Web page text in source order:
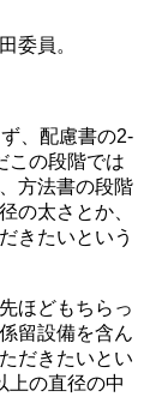
委員。
、配慮書の2-
この段階では
方法書の段階
の太さとか、
きたいという
ほどもちらっ
留設備を含ん
だきたいとい
上の直径の中